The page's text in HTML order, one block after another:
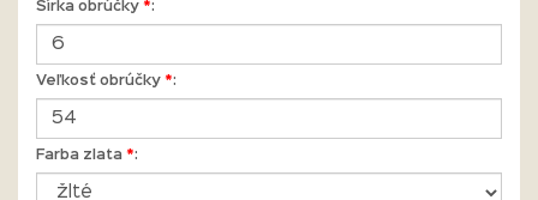
Šírka obrúčky *:
Veľkosť obrúčky *:
Farba zlata *: